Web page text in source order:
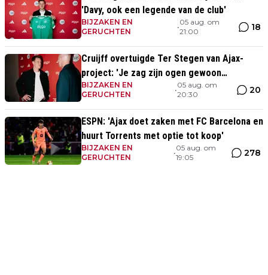
'Davy, ook een legende van de club'
BIJZAKEN EN
GERUCHTEN
•
05 aug. om
21:00
18
Cruijff overtuigde Ter Stegen van Ajax-
project: 'Je zag zijn ogen gewoon
oplichten'
BIJZAKEN EN
GERUCHTEN
•
05 aug. om
20:30
20
ESPN: 'Ajax doet zaken met FC Barcelona en
huurt Torrents met optie tot koop'
BIJZAKEN EN
GERUCHTEN
•
05 aug. om
19:05
278